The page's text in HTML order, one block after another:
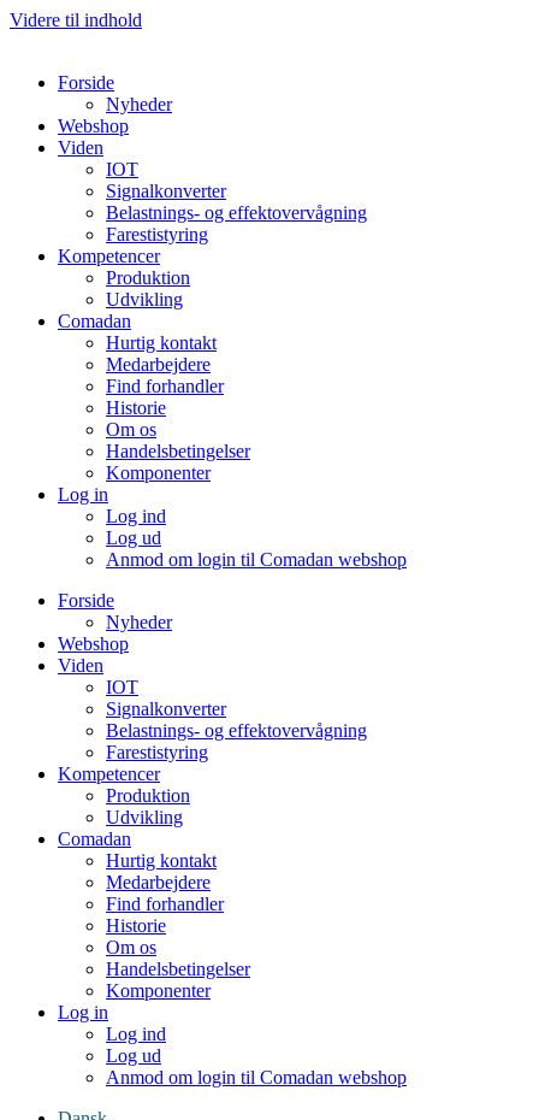
Videre til indhold
Forside
Nyheder
Webshop
Viden
IOT
Signalkonverter
Belastnings- og effektovervågning
Farestistyring
Kompetencer
Produktion
Udvikling
Comadan
Hurtig kontakt
Medarbejdere
Find forhandler
Historie
Om os
Handelsbetingelser
Komponenter
Log in
Log ind
Log ud
Anmod om login til Comadan webshop
Forside
Nyheder
Webshop
Viden
IOT
Signalkonverter
Belastnings- og effektovervågning
Farestistyring
Kompetencer
Produktion
Udvikling
Comadan
Hurtig kontakt
Medarbejdere
Find forhandler
Historie
Om os
Handelsbetingelser
Komponenter
Log in
Log ind
Log ud
Anmod om login til Comadan webshop